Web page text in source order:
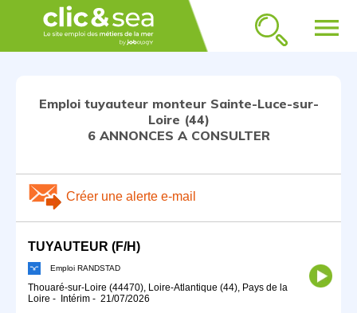
menu
Emploi tuyauteur monteur Sainte-Luce-sur-
Loire (44)
6 ANNONCES A CONSULTER
Créer une alerte e-mail
TUYAUTEUR (F/H)
Emploi RANDSTAD
Thouaré-sur-Loire (44470), Loire-Atlantique (44), Pays de la
Loire - Intérim - 21/07/2026